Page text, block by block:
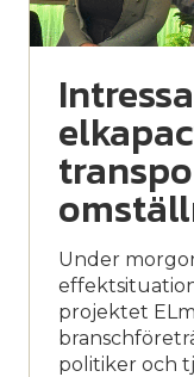
Under
projektet
politiker och